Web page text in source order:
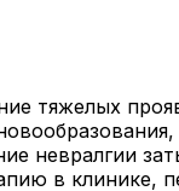
тяжелых
невралгии
в клинике,